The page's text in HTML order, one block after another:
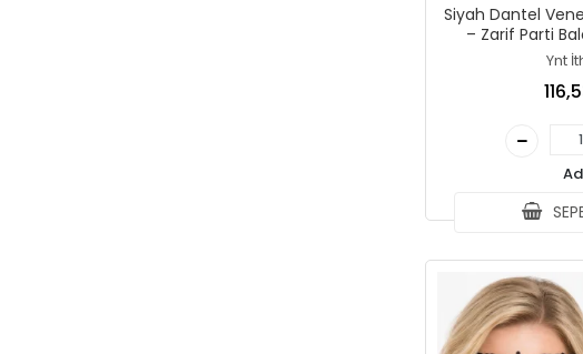
Siyah Dantel
–
Ynt